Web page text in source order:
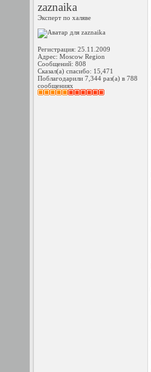
zaznaika
Эксперт по халяве
Регистрация: 25.11.2009
Адрес: Moscow Region
Сообщений: 808
Сказал(а) спасибо: 15,471
Поблагодарили 7,344 раз(а) в 788
сообщениях